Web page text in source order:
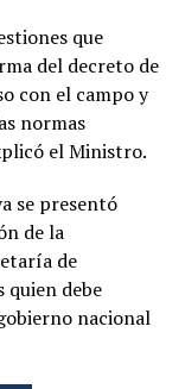
que
del decreto de
con el campo y
normas
el Ministro.
se presentó
de la
de
quien debe
nacional